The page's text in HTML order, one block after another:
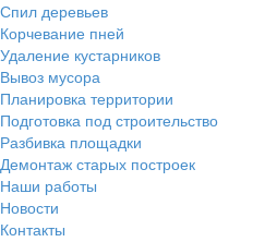
Спил деревьев
Корчевание пней
Удаление кустарников
Вывоз мусора
Планировка территории
Подготовка под строительство
Разбивка площадки
Демонтаж старых построек
Наши работы
Новости
Контакты